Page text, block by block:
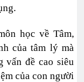
học về Tâm,
của tâm lý mà
vấn đề cao siêu
của con người